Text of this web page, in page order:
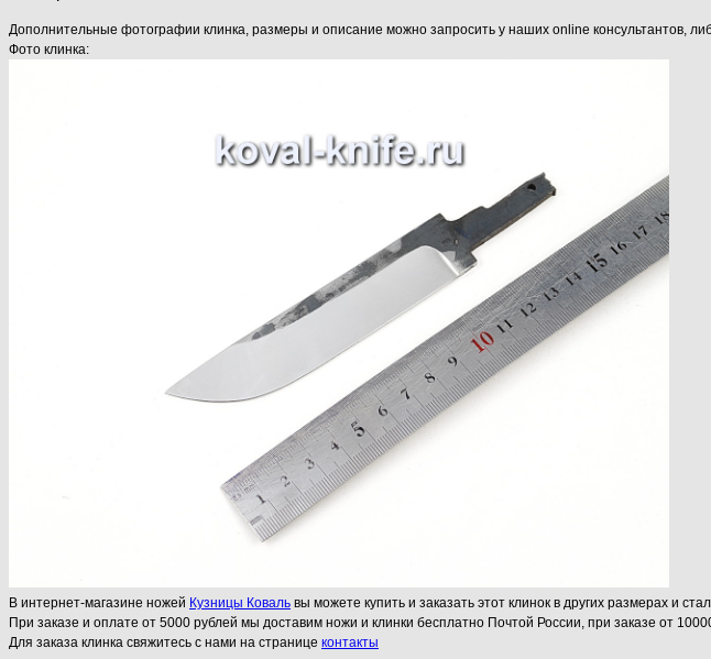
Дополнительные фотографии клинка, размеры и описание можно запросить у наших online консультантов,
Фото клинка:
В интернет-магазине ножей Кузницы Коваль вы можете купить и заказать этот клинок в других размерах и
При заказе и оплате от 5000 рублей мы доставим ножи и клинки бесплатно Почтой России, при заказе от
Для заказа клинка свяжитесь с нами на странице контакты